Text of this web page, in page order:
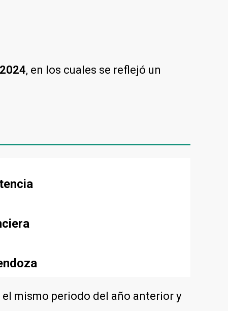
, en los cuales se reflejó un
el mismo periodo del año anterior y